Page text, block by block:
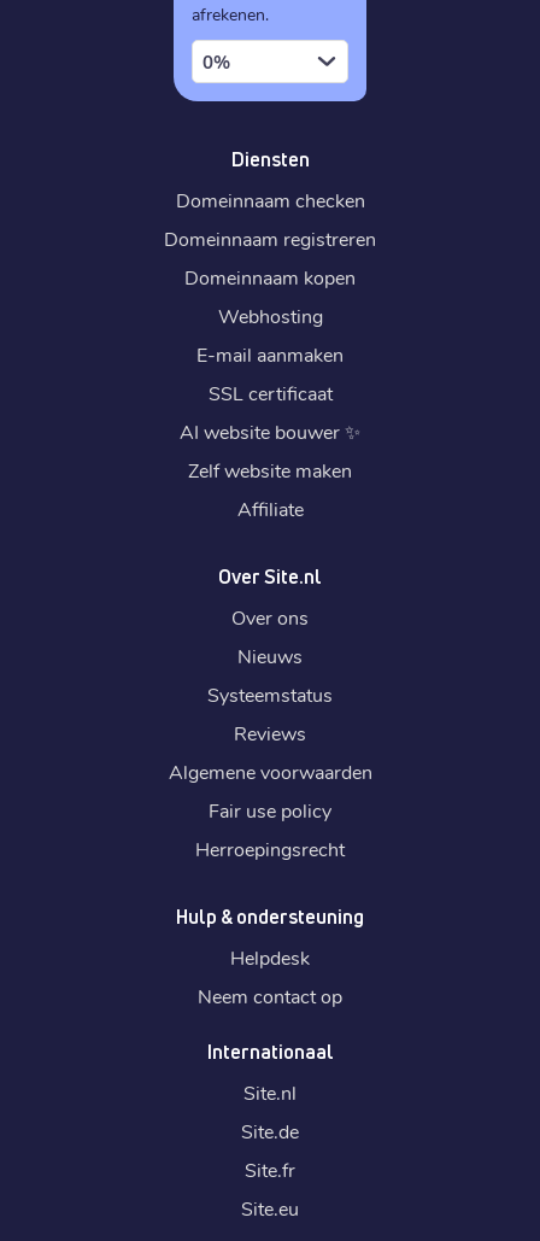
afrekenen.
0%
Diensten
Domeinnaam checken
Domeinnaam registreren
Domeinnaam kopen
Webhosting
E-mail aanmaken
SSL certificaat
AI website bouwer✨
Zelf website maken
Affiliate
Over Site.nl
Over ons
Nieuws
Systeemstatus
Reviews
Algemene voorwaarden
Fair use policy
Herroepingsrecht
Hulp & ondersteuning
Helpdesk
Neem contact op
Internationaal
Site.nl
Site.de
Site.fr
Site.eu